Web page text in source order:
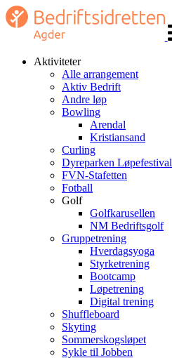
Aktiviteter
Alle arrangement
Aktiv Bedrift
Andre løp
Bowling
Arendal
Kristiansand
Curling
Dyreparken Løpefestival
FVN-Stafetten
Fotball
Golf
Golfkarusellen
NM Bedriftsgolf
Gruppetrening
Hverdagsyoga
Styrketrening
Bootcamp
Løpetrening
Digital trening
Shuffleboard
Skyting
Sommerskogsløpet
Sykle til Jobben